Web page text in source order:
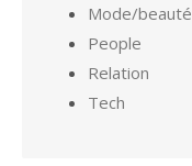
Mode/beauté
People
Relation
Tech